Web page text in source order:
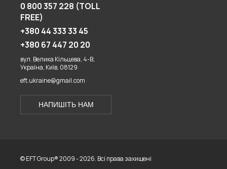
0 800 357 228 (TOLL
FREE)
+380 44 333 33 45
+380 67 447 20 20
вул. Велика Кільцева, 4-В,
Україна, Київ, 08129
eft.ukraine@gmail.com
НАПИШІТЬ НАМ
© EFT Group® 2009 - 2026. Всі права захищені